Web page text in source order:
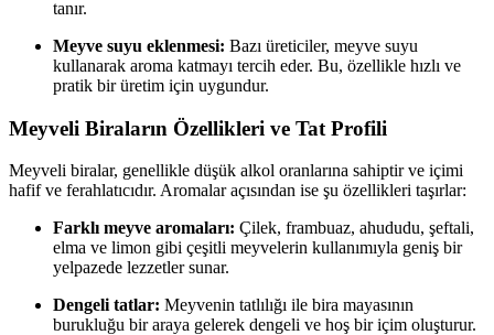
tanır.
Meyve suyu eklenmesi: Bazı üreticiler, meyve suyu
kullanarak aroma katmayı tercih eder. Bu, özellikle hızlı ve
pratik bir üretim için uygundur.
Meyveli Biraların Özellikleri ve Tat Profili
Meyveli biralar, genellikle düşük alkol oranlarına sahiptir ve içimi
hafif ve ferahlatıcıdır. Aromalar açısından ise şu özellikleri taşırlar:
Farklı meyve aromaları: Çilek, frambuaz, ahududu, şeftali,
elma ve limon gibi çeşitli meyvelerin kullanımıyla geniş bir
yelpazede lezzetler sunar.
Dengeli tatlar: Meyvenin tatlılığı ile bira mayasının
burukluğu bir araya gelerek dengeli ve hoş bir içim oluşturur.